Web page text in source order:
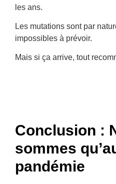
les ans.
Les mutations sont par
impossibles à prévoir.
Mais si ça arrive, tout
Conclusion :
sommes
pandémie